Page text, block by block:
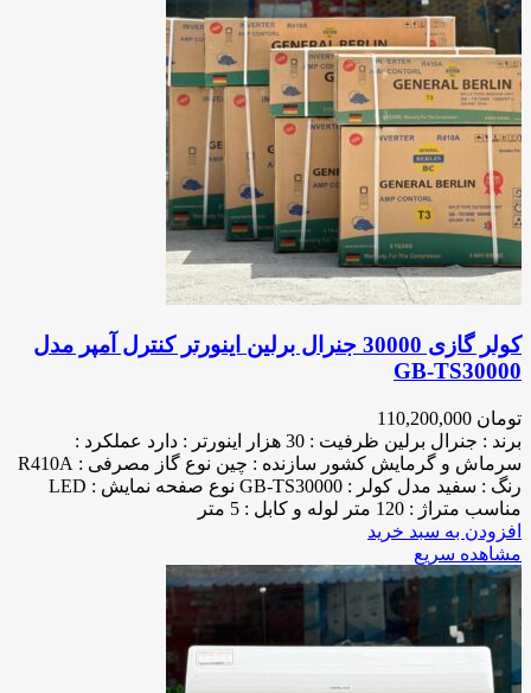
کولر گازی 30000 جنرال برلین اینورتر کنترل آمپر مدل
GB-TS30000
تومان
برند : جنرال برلین ظرفیت : 30 هزار اینورتر : دارد عملکرد :
سرماش و گرمایش کشور سازنده : چین نوع گاز مصرفی : R410A
رنگ : سفید مدل کولر : GB-TS30000 نوع صفحه نمایش : LED
مناسب متراژ : 120 متر لوله و کابل : 5 متر
افزودن به سبد خرید
مشاهده سریع